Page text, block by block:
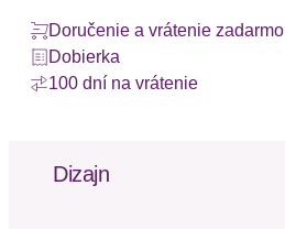
Doručenie a vrátenie zadarmo
Dobierka
100 dní na vrátenie
Dizajn